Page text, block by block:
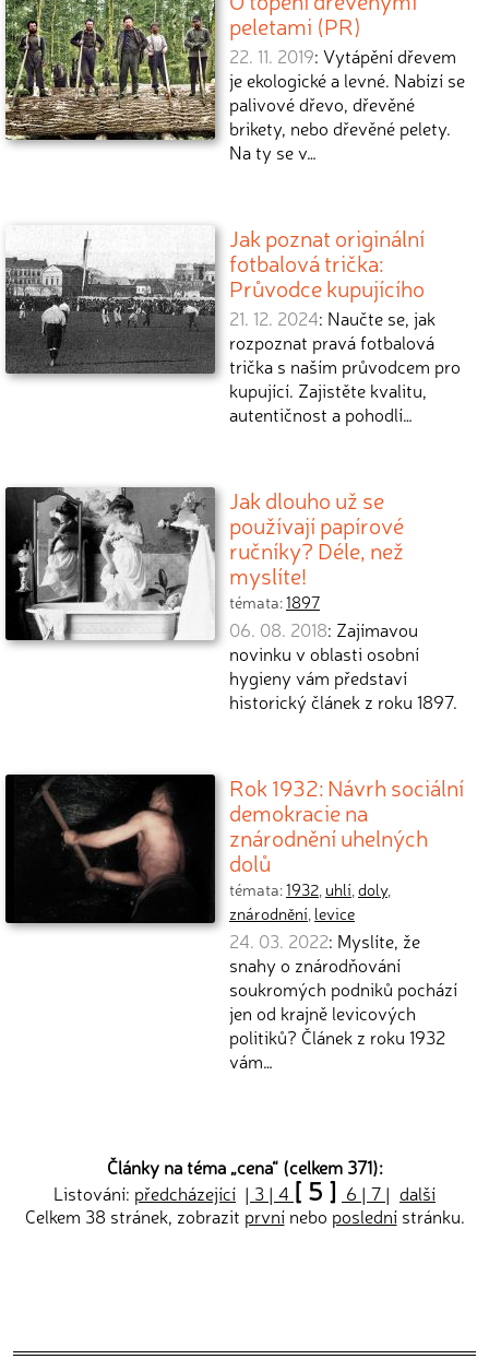
peletami (PR)
22. 11. 2019: Vytápění dřevem
je ekologické a levné. Nabízí se
palivové dřevo, dřevěné
brikety, nebo dřevěné pelety.
Na ty se v…
Jak poznat originální
fotbalová trička:
Průvodce kupujícího
21. 12. 2024: Naučte se, jak
rozpoznat pravá fotbalová
trička s naším průvodcem pro
kupující. Zajistěte kvalitu,
autentičnost a pohodlí…
Jak dlouho už se
používají papírové
ručníky? Déle, než
myslíte!
témata:1897
06. 08. 2018: Zajímavou
novinku v oblasti osobní
hygieny vám představí
historický článek z roku 1897.
Rok 1932: Návrh sociální
demokracie na
znárodnění uhelných
dolů
témata:1932, uhlí,doly,
znárodnění, levice
24. 03. 2022: Myslíte, že
snahy o znárodňování
soukromých podniků pochází
jen od krajně levicových
politiků? Článek z roku 1932
vám…
Články na téma „cena“ (celkem 371):
Listování: předcházející | 3 | 4 [ 5 ] 6 | 7 | další
Celkem 38 stránek, zobrazit prvnínebo poslednístránku.